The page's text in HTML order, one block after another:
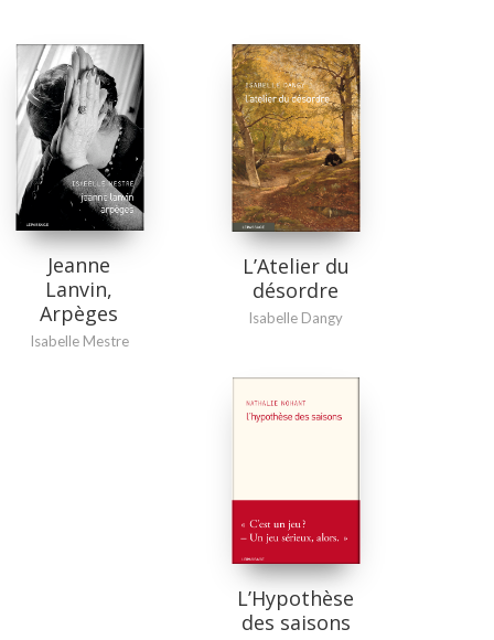
Jeanne
Lanvin,
Arpèges
Isabelle Mestre
L’Atelier du
désordre
Isabelle Dangy
L’Hypothèse
des saisons